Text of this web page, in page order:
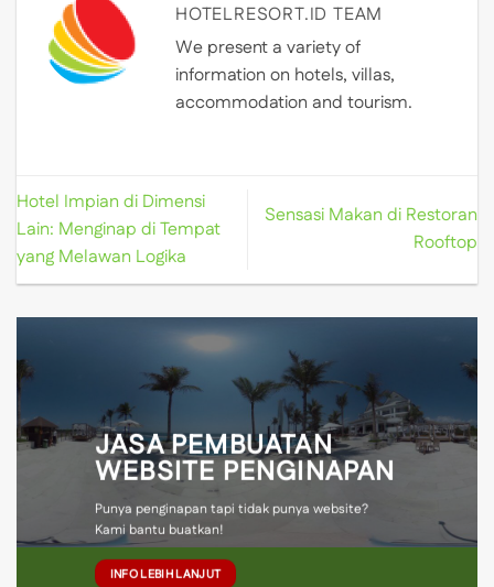
HOTELRESORT.ID TEAM
We present a variety of
information on hotels, villas,
accommodation and tourism.
Hotel Impian di Dimensi
Lain: Menginap di Tempat
yang Melawan Logika
Sensasi Makan di Restoran
Rooftop
JASA PEMBUATAN
WEBSITE PENGINAPAN
Punya penginapan tapi tidak punya website?
Kami bantu buatkan!
INFO LEBIH LANJUT